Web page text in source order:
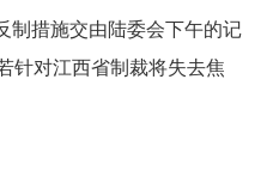
制措施交由陆委会下午的记
针对江西省制裁将失去焦